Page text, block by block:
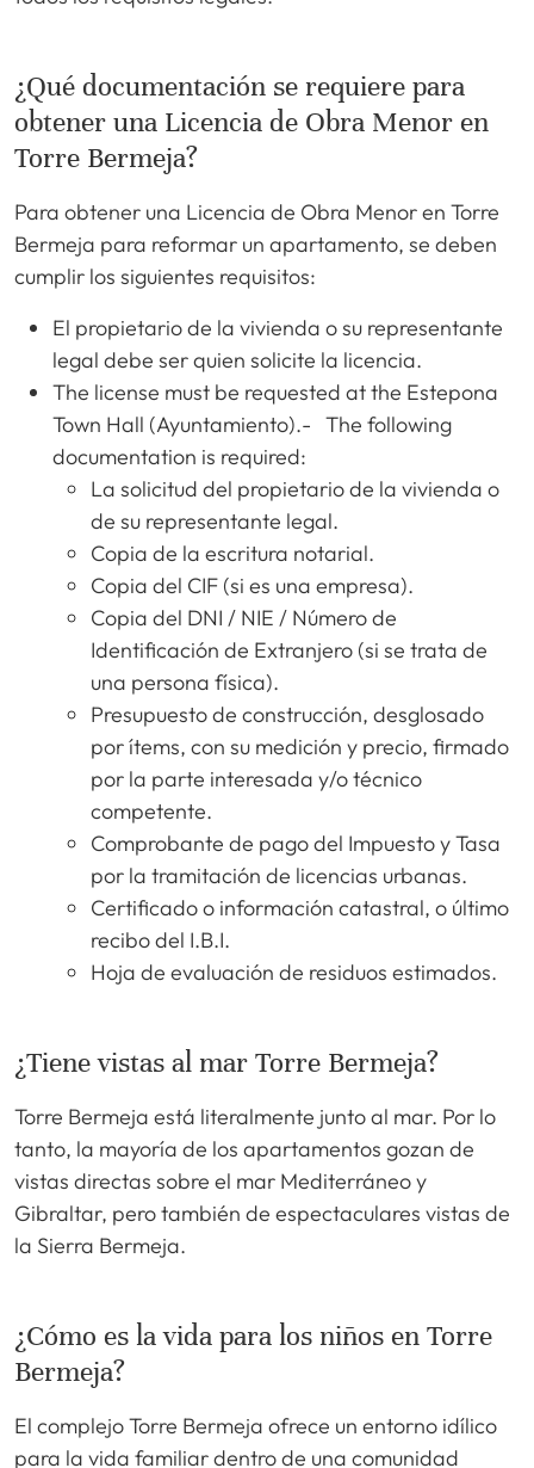
¿Qué documentación se requiere para
obtener una Licencia de Obra Menor en
Torre Bermeja?
Para obtener una Licencia de Obra Menor en Torre
Bermeja para reformar un apartamento, se deben
cumplir los siguientes requisitos:
El propietario de la vivienda o su representante
legal debe ser quien solicite la licencia.
The license must be requested at the Estepona
Town Hall (Ayuntamiento).- The following
documentation is required:
La solicitud del propietario de la vivienda o
de su representante legal.
Copia de la escritura notarial.
Copia del CIF (si es una empresa).
Copia del DNI / NIE / Número de
Identificación de Extranjero (si se trata de
una persona física).
Presupuesto de construcción, desglosado
por ítems, con su medición y precio, firmado
por la parte interesada y/o técnico
competente.
Comprobante de pago del Impuesto y Tasa
por la tramitación de licencias urbanas.
Certificado o información catastral, o último
recibo del I.B.I.
Hoja de evaluación de residuos estimados.
¿Tiene vistas al mar Torre Bermeja?
Torre Bermeja está literalmente junto al mar. Por lo
tanto, la mayoría de los apartamentos gozan de
vistas directas sobre el mar Mediterráneo y
Gibraltar, pero también de espectaculares vistas de
la Sierra Bermeja.
¿Cómo es la vida para los niños en Torre
Bermeja?
El complejo Torre Bermeja ofrece un entorno idílico
para la vida familiar dentro de una comunidad